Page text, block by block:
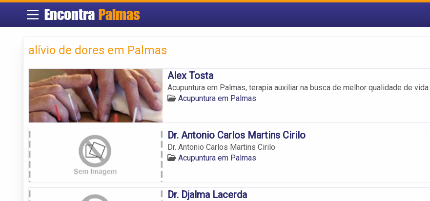
Encontra Palmas
alívio de dores em Palmas
Alex Tosta
Acupuntura em Palmas, terapia auxiliar na busca de melhor qualidade de vida.
Acupuntura em Palmas
Dr. Antonio Carlos Martins Cirilo
Dr. Antonio Carlos Martins Cirilo
Acupuntura em Palmas
Dr. Djalma Lacerda